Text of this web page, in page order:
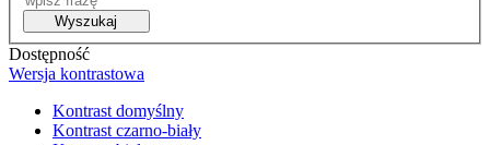
Wyszukaj
Dostępność
Wersja kontrastowa
Kontrast domyślny
Kontrast czarno-biały